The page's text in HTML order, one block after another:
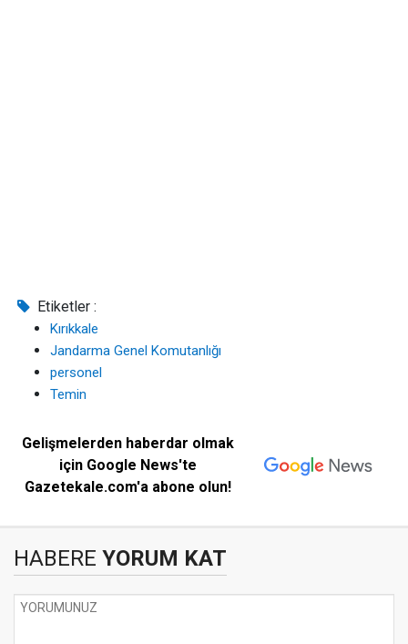
Etiketler :
Kırıkkale
Jandarma Genel Komutanlığı
personel
Temin
Gelişmelerden haberdar olmak
için Google News'te
Gazetekale.com'a abone olun!
HABERE YORUM KAT